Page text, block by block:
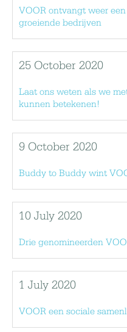
VOOR ontvangt weer
groeiende bedrijven
25 October 2020
Laat ons weten als we
kunnen betekenen!
9 October 2020
Buddy to Buddy wint
10 July 2020
Drie genomineerden
1 July 2020
VOOR een sociale